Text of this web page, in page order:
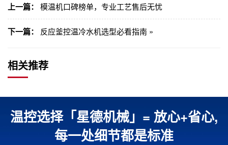
上一篇： 模温机口碑榜单，专业工艺售后无忧
下一篇： 反应釜控温冷水机选型必看指南 »
相关推荐
温控选择「星德机械」= 放心+省心,
每一处细节都是标准